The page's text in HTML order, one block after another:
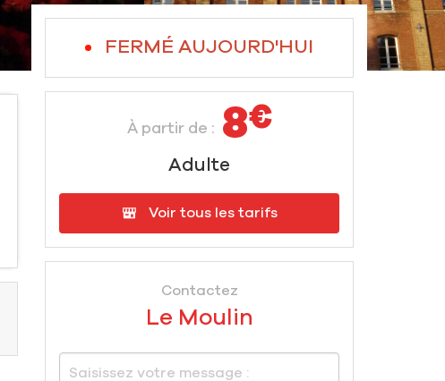
FERMÉ AUJOURD'HUI
À partir de : 8€
Adulte
Voir tous les tarifs
Contactez
Le Moulin